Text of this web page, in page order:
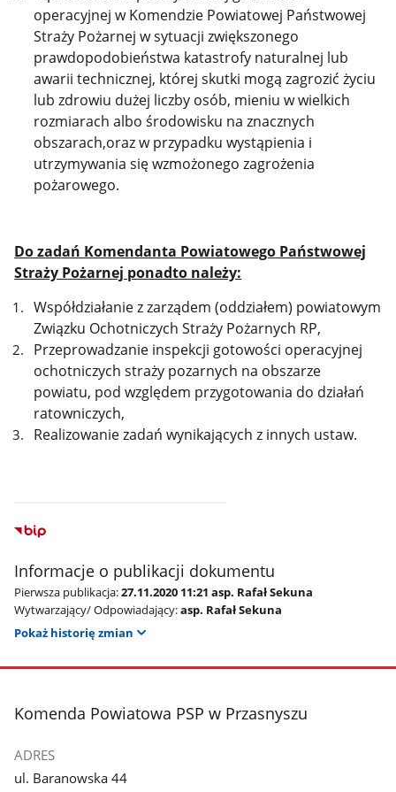
operacyjnej w Komendzie Powiatowej Państwowej
Straży Pożarnej w sytuacji zwiększonego
prawdopodobieństwa katastrofy naturalnej lub
awarii technicznej, której skutki mogą zagrozić życiu
lub zdrowiu dużej liczby osób, mieniu w wielkich
rozmiarach albo środowisku na znacznych
obszarach,oraz w przypadku wystąpienia i
utrzymywania się wzmożonego zagrożenia
pożarowego.
Do zadań Komendanta Powiatowego Państwowej
Straży Pożarnej ponadto należy:
Współdziałanie z zarządem (oddziałem) powiatowym
Związku Ochotniczych Straży Pożarnych RP,
Przeprowadzanie inspekcji gotowości operacyjnej
ochotniczych straży pozarnych na obszarze
powiatu, pod względem przygotowania do działań
ratowniczych,
Realizowanie zadań wynikających z innych ustaw.
Informacje o publikacji dokumentu
Pierwsza publikacja:27.11.2020 11:21 asp. Rafał Sekuna
Wytwarzający/ Odpowiadający:asp. Rafał Sekuna
Pokaż historię zmian
stopka
Komenda Powiatowa PSP w Przasnyszu
ADRES
ul. Baranowska 44